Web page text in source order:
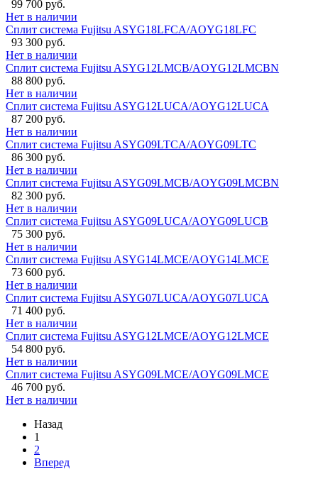
99 700 руб.
Нет в наличии
Сплит система Fujitsu ASYG18LFCA/AOYG18LFC
93 300 руб.
Нет в наличии
Сплит система Fujitsu ASYG12LMCB/AOYG12LMCBN
88 800 руб.
Нет в наличии
Сплит система Fujitsu ASYG12LUCA/AOYG12LUCA
87 200 руб.
Нет в наличии
Сплит система Fujitsu ASYG09LTCA/AOYG09LTC
86 300 руб.
Нет в наличии
Сплит система Fujitsu ASYG09LMCB/AOYG09LMCBN
82 300 руб.
Нет в наличии
Сплит система Fujitsu ASYG09LUCA/AOYG09LUCB
75 300 руб.
Нет в наличии
Сплит система Fujitsu ASYG14LMCE/AOYG14LMCE
73 600 руб.
Нет в наличии
Сплит система Fujitsu ASYG07LUCA/AOYG07LUCA
71 400 руб.
Нет в наличии
Сплит система Fujitsu ASYG12LMCE/AOYG12LMCE
54 800 руб.
Нет в наличии
Сплит система Fujitsu ASYG09LMCE/AOYG09LMCE
46 700 руб.
Нет в наличии
Назад
1
2
Вперед